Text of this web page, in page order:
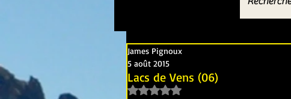
Lacs de Vens (06)
James Pignoux
5 août 2015
Noté NaN étoiles sur 5.